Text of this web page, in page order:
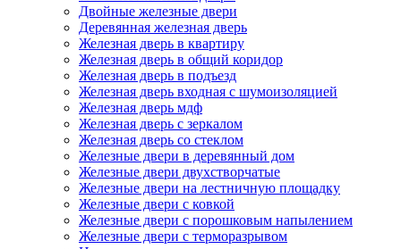
Двойные железные двери
Деревянная железная дверь
Железная дверь в квартиру
Железная дверь в общий коридор
Железная дверь в подъезд
Железная дверь входная с шумоизоляцией
Железная дверь мдф
Железная дверь с зеркалом
Железная дверь со стеклом
Железные двери в деревянный дом
Железные двери двухстворчатые
Железные двери на лестничную площадку
Железные двери с ковкой
Железные двери с порошковым напылением
Железные двери с терморазрывом